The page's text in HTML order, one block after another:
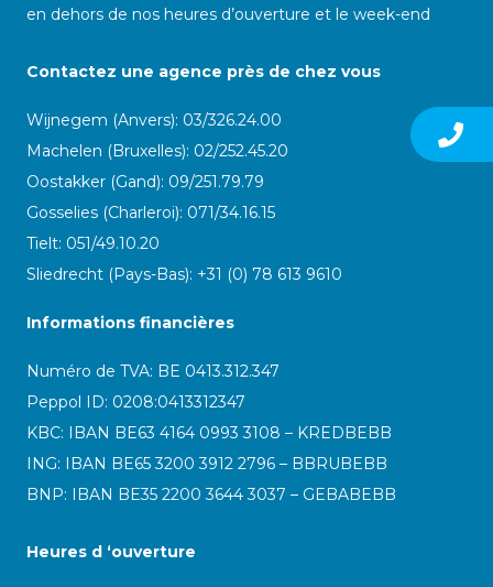
en dehors de nos heures d’ouverture et le week-end
Contactez une agence près de chez vous
Wijnegem (Anvers): 03/326.24.00
Machelen (Bruxelles): 02/252.45.20
Oostakker (Gand): 09/251.79.79
Gosselies (Charleroi): 071/34.16.15
Tielt: 051/49.10.20
Sliedrecht (Pays-Bas): +31 (0) 78 613 9610
Informations financières
Numéro de TVA: BE 0413.312.347
Peppol ID: 0208:0413312347
KBC: IBAN BE63 4164 0993 3108 – KREDBEBB
ING: IBAN BE65 3200 3912 2796 – BBRUBEBB
BNP: IBAN BE35 2200 3644 3037 – GEBABEBB
Heures d ‘ouverture